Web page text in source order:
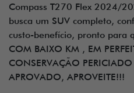
Compass T270 Flex 2024/
busca um SUV completo,
custo-benefício, pronto para
COM BAIXO KM , EM
CONSERVAÇÃO
APROVADO, APROVEITE!!!